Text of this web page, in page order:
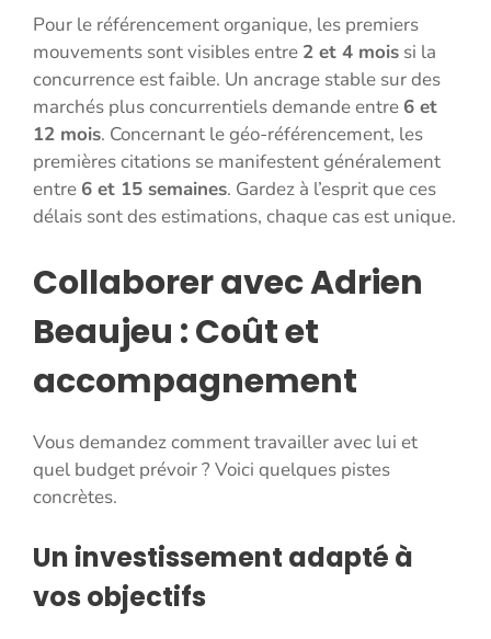
Pour le référencement organique, les premiers
mouvements sont visibles entre 2 et 4 mois si la
concurrence est faible. Un ancrage stable sur des
marchés plus concurrentiels demande entre 6 et
12 mois. Concernant le géo-référencement, les
premières citations se manifestent généralement
entre 6 et 15 semaines. Gardez à l’esprit que ces
délais sont des estimations, chaque cas est unique.
Collaborer avec Adrien
Beaujeu : Coût et
accompagnement
Vous demandez comment travailler avec lui et
quel budget prévoir ? Voici quelques pistes
concrètes.
Un investissement adapté à
vos objectifs